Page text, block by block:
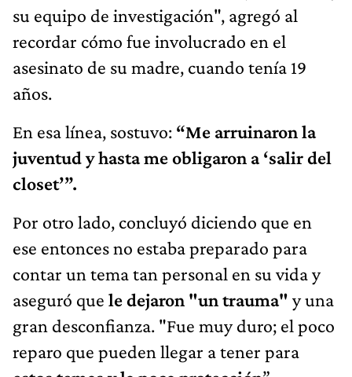
su equipo de investigación", agregó al
recordar cómo fue involucrado en el
asesinato de su madre, cuando tenía 19
años.
En esa línea, sostuvo: “Me arruinaron la
juventud y hasta me obligaron a ‘salir del
closet’”.
Por otro lado, concluyó diciendo que en
ese entonces no estaba preparado para
contar un tema tan personal en su vida y
aseguró que le dejaron "un trauma" y una
gran desconfianza. "Fue muy duro; el poco
reparo que pueden llegar a tener para